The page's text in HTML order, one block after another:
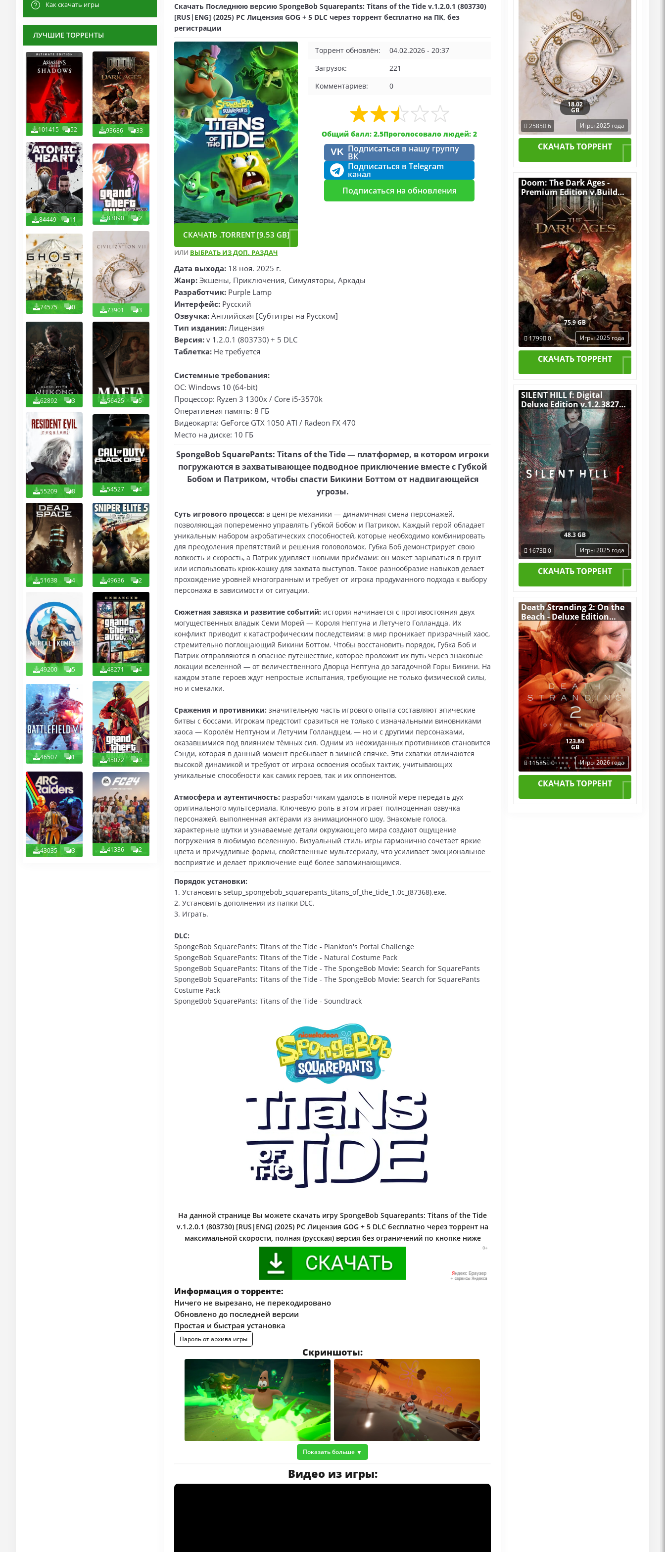
Как скачать игры
ЛУЧШИЕ ТОРРЕНТЫ
101415 52 93686 33
84449 11 83090 2
74575 0 73901 3
62892 3 56425 5
55209 8 54527 4
51638 4 49636 2
49200 5 48271 4
46507 1 45072 3
43035 3 41336 2
Скачать Последнюю версию SpongeBob Squarepants: Titans of the Tide v.1.2.0.1 (803730)
[RUS|ENG] (2025) PC Лицензия GOG + 5 DLC через торрент бесплатно на ПК, без
регистрации
СКАЧАТЬ .TORRENT [9.53 GB]
ИЛИ ВЫБРАТЬ ИЗ ДОП. РАЗДАЧ
Торрент обновлён:
04.02.2026 - 20:37
Загрузок:
221
Комментариев:
0
Общий балл: 2.5Проголосовало людей: 2
VK Подписаться в нашу группу
ВК
Подписаться в Telegram
канал
Подписаться на обновления
Дата выхода: 18 ноя. 2025 г.
Жанр: Экшены, Приключения, Симуляторы, Аркады
Разработчик: Purple Lamp
Интерфейс: Русский
Озвучка: Английская [Субтитры на Русском]
Тип издания: Лицензия
Версия: v 1.2.0.1 (803730) + 5 DLC
Таблетка: Не требуется
Системные требования:
ОС: Windows 10 (64-bit)
Процессор: Ryzen 3 1300x / Core i5-3570k
Оперативная память: 8 ГБ
Видеокарта: GeForce GTX 1050 ATI / Radeon FX 470
Место на диске: 10 ГБ
SpongeBob SquarePants: Titans of the Tide — платформер, в котором игроки
погружаются в захватывающее подводное приключение вместе с Губкой
Бобом и Патриком, чтобы спасти Бикини Боттом от надвигающейся
угрозы.
Суть игрового процесса: в центре механики — динамичная смена персонажей,
позволяющая попеременно управлять Губкой Бобом и Патриком. Каждый герой обладает
уникальным набором акробатических способностей, которые необходимо комбинировать
для преодоления препятствий и решения головоломок. Губка Боб демонстрирует свою
ловкость и скорость, а Патрик удивляет новыми приёмами: он может зарываться в грунт
или использовать крюк‑кошку для захвата выступов. Такое разнообразие навыков делает
прохождение уровней многогранным и требует от игрока продуманного подхода к выбору
персонажа в зависимости от ситуации.
Сюжетная завязка и развитие событий: история начинается с противостояния двух
могущественных владык Семи Морей — Короля Нептуна и Летучего Голландца. Их
конфликт приводит к катастрофическим последствиям: в мир проникает призрачный хаос,
стремительно поглощающий Бикини Боттом. Чтобы восстановить порядок, Губка Боб и
Патрик отправляются в опасное путешествие, которое проложит их путь через знаковые
локации вселенной — от величественного Дворца Нептуна до загадочной Горы Бикини. На
каждом этапе героев ждут непростые испытания, требующие не только физической силы,
но и смекалки.
Сражения и противники: значительную часть игрового опыта составляют эпические
битвы с боссами. Игрокам предстоит сразиться не только с изначальными виновниками
хаоса — Королём Нептуном и Летучим Голландцем, — но и с другими персонажами,
оказавшимися под влиянием тёмных сил. Одним из неожиданных противников становится
Сэнди, которая в данный момент пребывает в зимней спячке. Эти схватки отличаются
высокой динамикой и требуют от игрока освоения особых тактик, учитывающих
уникальные способности как самих героев, так и их оппонентов.
Атмосфера и аутентичность: разработчикам удалось в полной мере передать дух
оригинального мультсериала. Ключевую роль в этом играет полноценная озвучка
персонажей, выполненная актёрами из анимационного шоу. Знакомые голоса,
характерные шутки и узнаваемые детали окружающего мира создают ощущение
погружения в любимую вселенную. Визуальный стиль игры гармонично сочетает яркие
цвета и причудливые формы, свойственные мультсериалу, что усиливает эмоциональное
восприятие и делает приключение ещё более запоминающимся.
Порядок установки:
1. Установить setup_spongebob_squarepants_titans_of_the_tide_1.0c_(87368).exe.
2. Установить дополнения из папки DLC.
3. Играть.
DLC:
SpongeBob SquarePants: Titans of the Tide - Plankton's Portal Challenge
SpongeBob SquarePants: Titans of the Tide - Natural Costume Pack
SpongeBob SquarePants: Titans of the Tide - The SpongeBob Movie: Search for SquarePants
SpongeBob SquarePants: Titans of the Tide - The SpongeBob Movie: Search for SquarePants
Costume Pack
SpongeBob SquarePants: Titans of the Tide - Soundtrack
На данной странице Вы можете скачать игру SpongeBob Squarepants: Titans of the Tide
v.1.2.0.1 (803730) [RUS|ENG] (2025) PC Лицензия GOG + 5 DLC бесплатно через торрент на
максимальной скорости, полная (русская) версия без ограничений по кнопке ниже
Информация о торренте:
Ничего не вырезано, не перекодировано
Обновлено до последней версии
Простая и быстрая установка
Пароль от архива игры
Скриншоты:
Показать больше
Видео из игры:
18.02
GB
2585
6 Игры 2025 года
СКАЧАТЬ ТОРРЕНТ
Doom: The Dark Ages -
Premium Edition v.Build
20760608 [RUS|ENG] (2025)
PC RePack от Десептикон
со всеми Дополнениями
75.9 GB
1799 0 Игры 2025 года
СКАЧАТЬ ТОРРЕНТ
SILENT HILL f: Digital
Deluxe Edition v.1.2.382755
[RUS|ENG] (2025) PC
Пиратка Portable + ALL
DLC
48.3 GB
1673 0 Игры 2025 года
СКАЧАТЬ ТОРРЕНТ
Death Stranding 2: On the
Beach - Deluxe Edition
v.1.3.60.0 [RUS|ENG] (2026)
PC Пиратка Portable + All
DLCs
123.84
GB
11585 0 Игры 2026 года
СКАЧАТЬ ТОРРЕНТ